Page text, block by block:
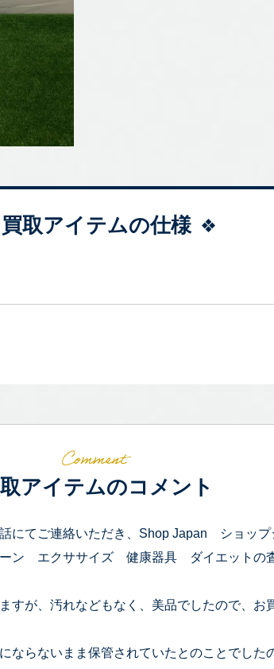
買取アイテムの仕様
アイテムのコメント
話にてご連絡いただき、Shop Japan ショッ
ン エクササイズ 健康器具 ダイエットの査
すが、汚れなどもなく、美品でしたので、お
ならないまま保管されていたとのことでした